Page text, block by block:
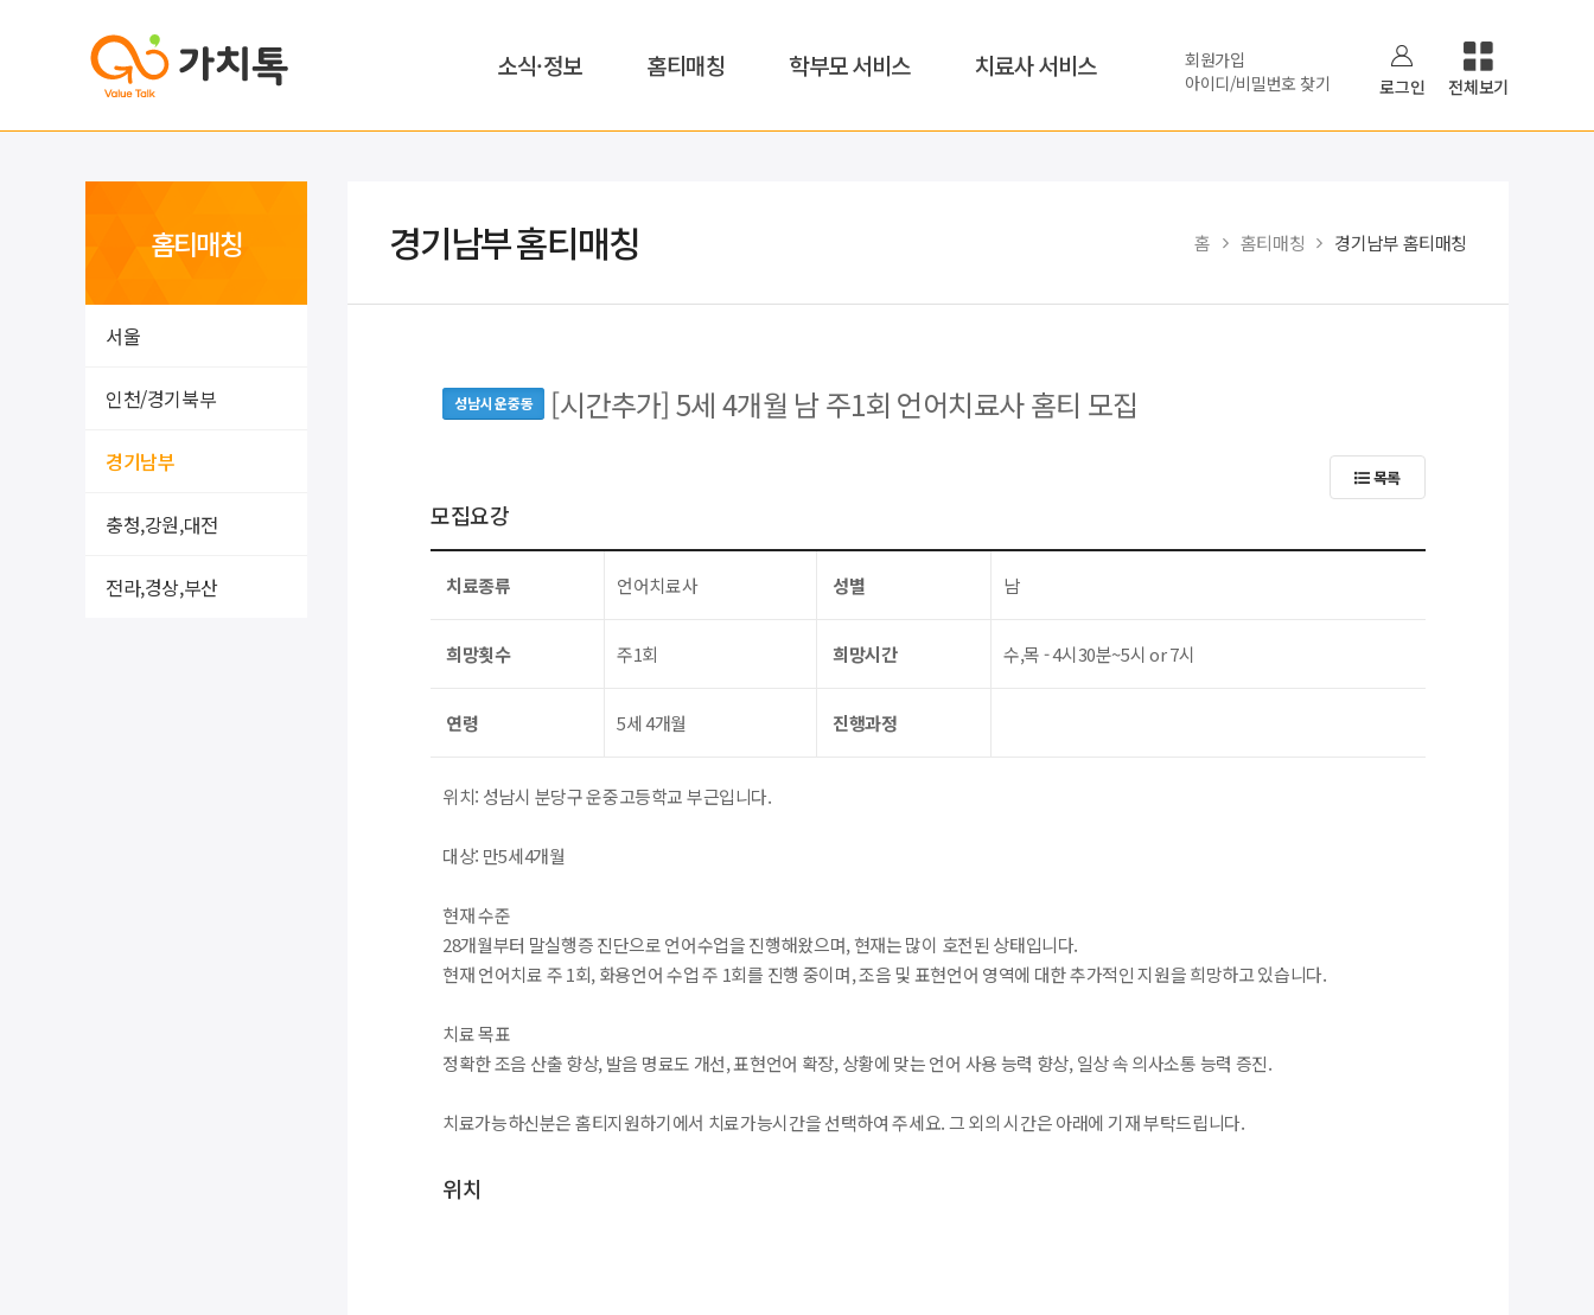
소식·정보 홈티매칭 학부모 서비스 치료사 서비스
회원가입
아이디/비밀번호 찾기
로그인 전체보기
홈티매칭
서울
인천/경기북부
경기남부
충청,강원,대전
전라,경상,부산
경기남부 홈티매칭 홈 홈티매칭 경기남부 홈티매칭
성남시 운중동 [시간추가] 5세 4개월 남 주1회 언어치료사 홈티 모집
목록
모집요강
치료종류 언어치료사 성별 남
희망횟수 주1회 희망시간 수,목 - 4시30분~5시 or 7시
연령 5세 4개월 진행과정
위치: 성남시 분당구 운중고등학교 부근입니다.
대상: 만5세4개월
현재 수준
28개월부터 말실행증 진단으로 언어수업을 진행해왔으며, 현재는 많이 호전된 상태입니다.
현재 언어치료 주 1회, 화용언어 수업 주 1회를 진행 중이며, 조음 및 표현언어 영역에 대한 추가적인 지원을 희망하고 있습니다.
치료 목표
정확한 조음 산출 향상, 발음 명료도 개선, 표현언어 확장, 상황에 맞는 언어 사용 능력 향상, 일상 속 의사소통 능력 증진.
치료가능하신분은 홈티지원하기에서 치료가능시간을 선택하여 주세요. 그 외의 시간은 아래에 기재 부탁드립니다.
위치